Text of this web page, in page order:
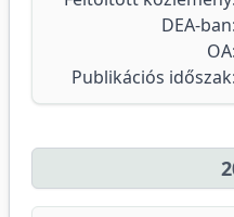
DEA-ban:
OA:
Publikációs időszak: